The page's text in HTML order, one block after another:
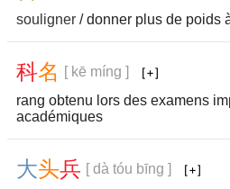
souligner / donner plus de poids
科名
[ kē míng ]
rang obtenu lors des examens
académiques
大头兵 [ dà tóu bīng ]